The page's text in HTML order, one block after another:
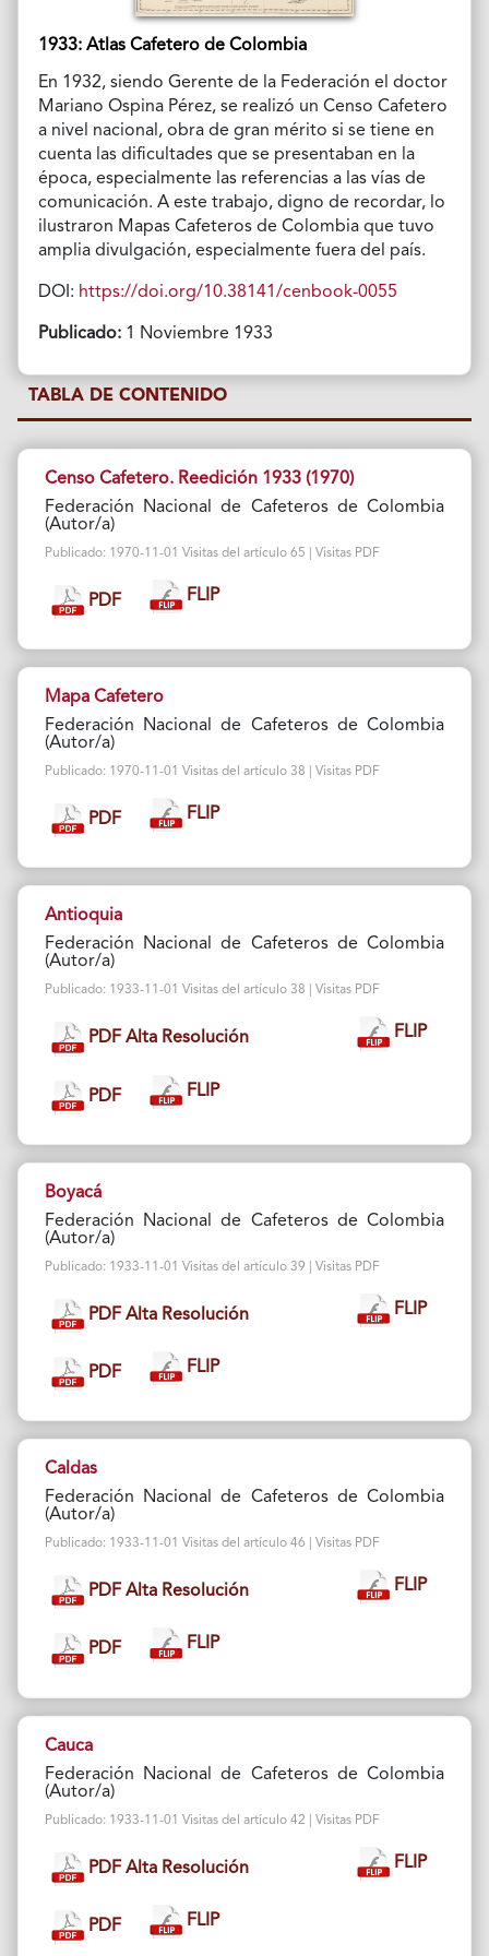
1933: Atlas Cafetero de Colombia
En 1932, siendo Gerente de la Federación el doctor
Mariano Ospina Pérez, se realizó un Censo Cafetero
a nivel nacional, obra de gran mérito si se tiene en
cuenta las dificultades que se presentaban en la
época, especialmente las referencias a las vías de
comunicación. A este trabajo, digno de recordar, lo
ilustraron Mapas Cafeteros de Colombia que tuvo
amplia divulgación, especialmente fuera del país.
DOI: https://doi.org/10.38141/cenbook-0055
Publicado:1 Noviembre 1933
TABLA DE CONTENIDO
Censo Cafetero. Reedición 1933 (1970)
Federación Nacional de Cafeteros de Colombia
(Autor/a)
Publicado: 1970-11-01 Visitas del artículo 65 | Visitas PDF
PDF FLIP
Mapa Cafetero
Federación Nacional de Cafeteros de Colombia
(Autor/a)
Publicado: 1970-11-01 Visitas del artículo 38 | Visitas PDF
PDF FLIP
Antioquia
Federación Nacional de Cafeteros de Colombia
(Autor/a)
Publicado: 1933-11-01 Visitas del artículo 38 | Visitas PDF
PDF Alta Resolución FLIP
PDF FLIP
Boyacá
Federación Nacional de Cafeteros de Colombia
(Autor/a)
Publicado: 1933-11-01 Visitas del artículo 39 | Visitas PDF
PDF Alta Resolución FLIP
PDF FLIP
Caldas
Federación Nacional de Cafeteros de Colombia
(Autor/a)
Publicado: 1933-11-01 Visitas del artículo 46 | Visitas PDF
PDF Alta Resolución FLIP
PDF FLIP
Cauca
Federación Nacional de Cafeteros de Colombia
(Autor/a)
Publicado: 1933-11-01 Visitas del artículo 42 | Visitas PDF
PDF Alta Resolución FLIP
PDF FLIP